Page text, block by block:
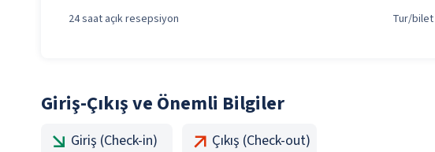
24 saat açık resepsiyon Tur/
Giriş-Çıkış ve Önemli Bilgiler
Giriş (Check-in) Çıkış (Check-out)